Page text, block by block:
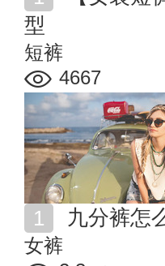
型
短裤
4667
九分裤怎
女裤